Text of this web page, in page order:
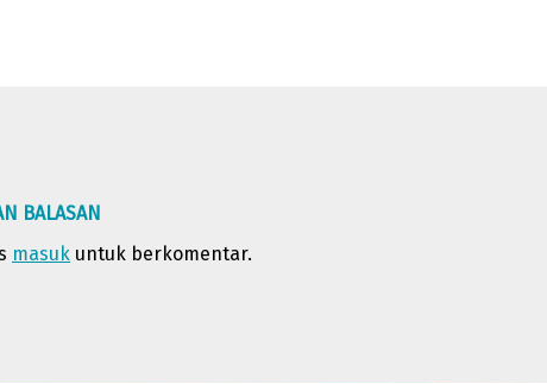
BALASAN
masuk untuk berkomentar.